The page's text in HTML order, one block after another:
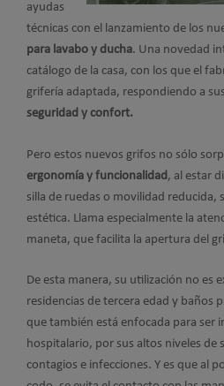
ayudas
técnicas con el lanzamiento de los
para lavabo y ducha. Una novedad
catálogo de la casa, con los que el
grifería adaptada, respondiendo a
seguridad y confort.
Pero estos nuevos grifos no sólo
ergonomía y funcionalidad , al estar
silla de ruedas o movilidad reducida,
estética. Llama especialmente la
maneta, que facilita la apertura del
De esta manera, su utilización no es
residencias de tercera edad y baños
que también está enfocada para ser
hospitalario, por sus altos niveles de
contagios e infecciones. Y es que al